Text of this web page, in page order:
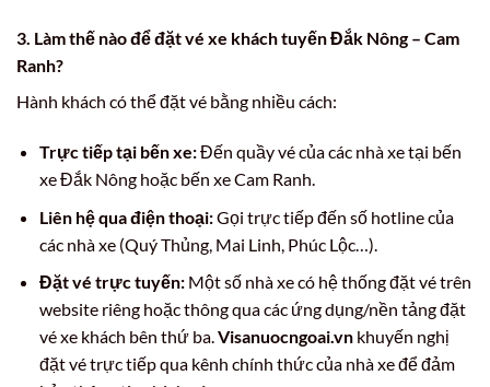
3. Làm thế nào để đặt vé xe khách tuyến Đắk Nông – Cam
Ranh?
Hành khách có thể đặt vé bằng nhiều cách:
Trực tiếp tại bến xe:Đến quầy vé của các nhà xe tại bến
xe Đắk Nông hoặc bến xe Cam Ranh.
Liên hệ qua điện thoại:Gọi trực tiếp đến số hotline của
các nhà xe (Quý Thủng, Mai Linh, Phúc Lộc…).
Đặt vé trực tuyến:Một số nhà xe có hệ thống đặt vé trên
website riêng hoặc thông qua các ứng dụng/nền tảng đặt
vé xe khách bên thứ ba.Visanuocngoai.vnkhuyến nghị
đặt vé trực tiếp qua kênh chính thức của nhà xe để đảm